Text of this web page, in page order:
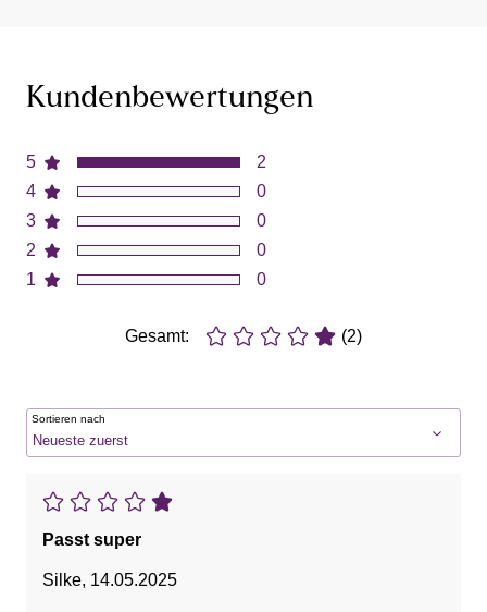
Kundenbewertungen
5
4
3
2
1
2
0
0
0
0
Gesamt: (2)
Sortieren nach
Passt super
Silke, 14.05.2025